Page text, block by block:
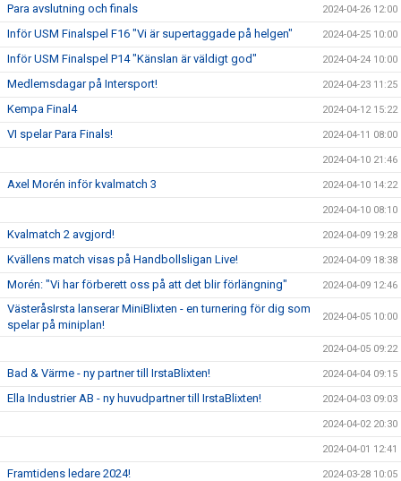
Para avslutning och finals 2024-04-26 12:00
Inför USM Finalspel F16 "Vi är supertaggade på helgen" 2024-04-25 10:00
Inför USM Finalspel P14 "Känslan är väldigt god" 2024-04-24 10:00
Medlemsdagar på Intersport! 2024-04-23 11:25
Kempa Final4 2024-04-12 15:22
VI spelar Para Finals! 2024-04-11 08:00
2024-04-10 21:46
Axel Morén inför kvalmatch 3 2024-04-10 14:22
2024-04-10 08:10
Kvalmatch 2 avgjord! 2024-04-09 19:28
Kvällens match visas på Handbollsligan Live! 2024-04-09 18:38
Morén: "Vi har förberett oss på att det blir förlängning" 2024-04-09 12:46
VästeråsIrsta lanserar MiniBlixten - en turnering för dig som
spelar på miniplan!
2024-04-05 10:00
2024-04-05 09:22
Bad & Värme - ny partner till IrstaBlixten! 2024-04-04 09:15
Ella Industrier AB - ny huvudpartner till IrstaBlixten! 2024-04-03 09:03
2024-04-02 20:30
2024-04-01 12:41
Framtidens ledare 2024! 2024-03-28 10:05